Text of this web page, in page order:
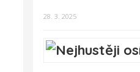
28. 3. 2025